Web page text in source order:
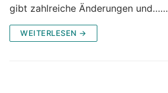
gibt zahlreiche Änderungen und……
WEITERLESEN →